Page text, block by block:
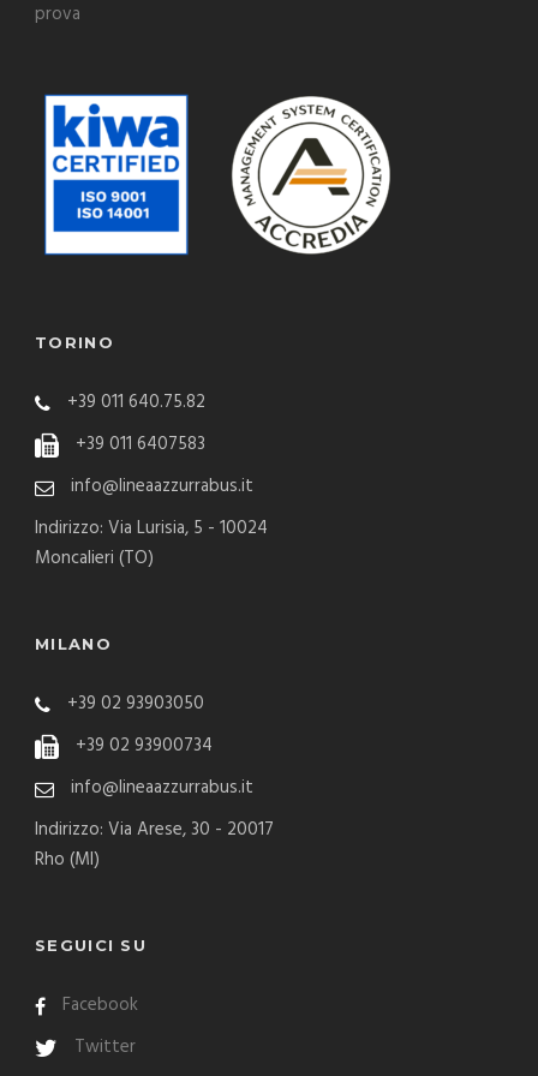
prova
TORINO
+39 011 640.75.82
+39 011 6407583
info@lineaazzurrabus.it
Indirizzo: Via Lurisia, 5 - 10024
Moncalieri (TO)
MILANO
+39 02 93903050
+39 02 93900734
info@lineaazzurrabus.it
Indirizzo: Via Arese, 30 - 20017
Rho (MI)
SEGUICI SU
Facebook
Twitter